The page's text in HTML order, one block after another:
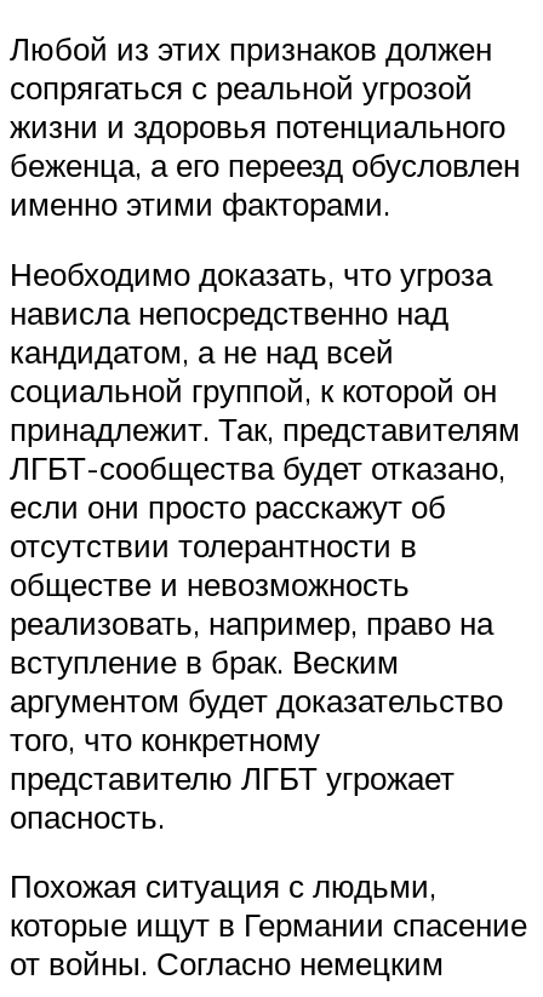
Любой из этих признаков должен
сопрягаться с реальной угрозой
жизни и здоровья потенциального
беженца, а его переезд обусловлен
именно этими факторами.
Необходимо доказать, что угроза
нависла непосредственно над
кандидатом, а не над всей
социальной группой, к которой он
принадлежит. Так, представителям
ЛГБТ-сообщества будет отказано,
если они просто расскажут об
отсутствии толерантности в
обществе и невозможность
реализовать, например, право на
вступление в брак. Веским
аргументом будет доказательство
того, что конкретному
представителю ЛГБТ угрожает
опасность.
Похожая ситуация с людьми,
которые ищут в Германии спасение
от войны. Согласно немецким